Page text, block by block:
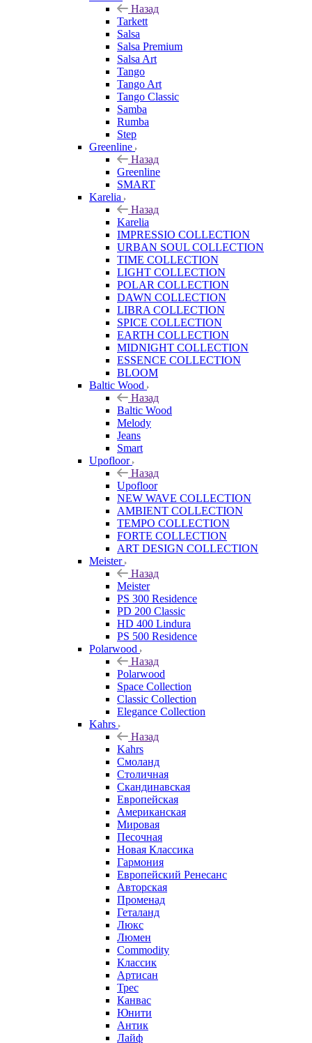
Назад
Tarkett
Salsa
Salsa Premium
Salsa Art
Tango
Tango Art
Tango Classic
Samba
Rumba
Step
Greenline
Назад
Greenline
SMART
Karelia
Назад
Karelia
IMPRESSIO COLLECTION
URBAN SOUL COLLECTION
TIME COLLECTION
LIGHT COLLECTION
POLAR COLLECTION
DAWN COLLECTION
LIBRA COLLECTION
SPICE COLLECTION
EARTH COLLECTION
MIDNIGHT COLLECTION
ESSENCE COLLECTION
BLOOM
Baltic Wood
Назад
Baltic Wood
Melody
Jeans
Smart
Upofloor
Назад
Upofloor
NEW WAVE COLLECTION
AMBIENT COLLECTION
TEMPO COLLECTION
FORTE COLLECTION
ART DESIGN COLLECTION
Meister
Назад
Meister
PS 300 Residence
PD 200 Classic
HD 400 Lindura
PS 500 Residence
Polarwood
Назад
Polarwood
Space Collection
Classic Collection
Elegance Collection
Kahrs
Назад
Kahrs
Смоланд
Столичная
Скандинавская
Европейская
Американская
Мировая
Песочная
Новая Классика
Гармония
Европейский Ренесанс
Авторская
Променад
Геталанд
Люкс
Люмен
Commodity
Классик
Артисан
Трес
Канвас
Юнити
Антик
Лайф